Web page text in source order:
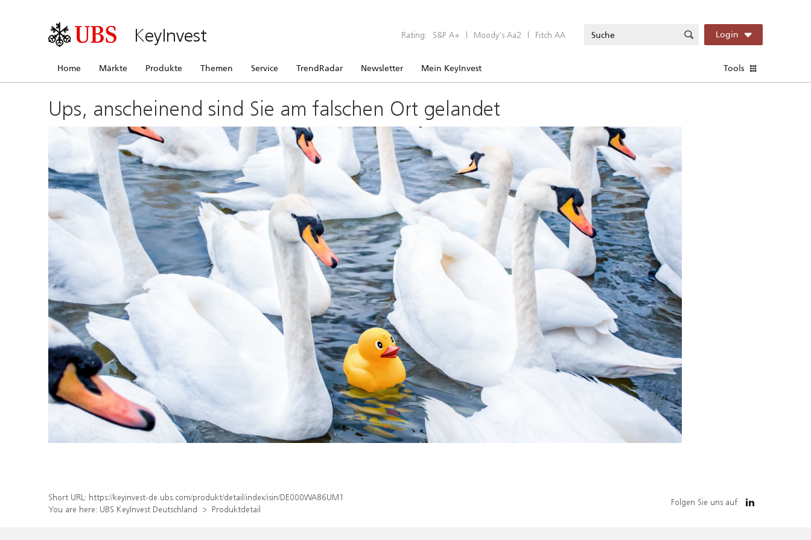
KeyInvest Rating: S&P A+ | Moody’s Aa2 | Fitch AA Login
Home Märkte Produkte Themen Service TrendRadar Newsletter Mein KeyInvest Tools
Ups, anscheinend sind Sie am falschen Ort gelandet
Short URL: https://keyinvest-de.ubs.com/produkt/detail/index/isin/DE000WA86UM1
You are here: UBS KeyInvest Deutschland Produktdetail
Folgen Sie uns auf